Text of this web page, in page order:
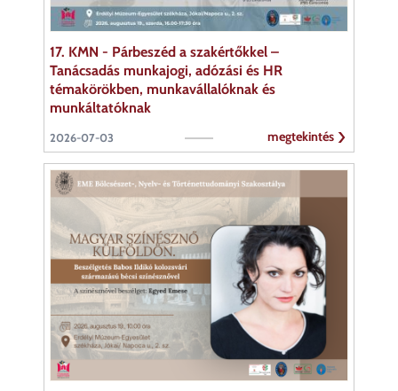
17. KMN - Párbeszéd a szakértőkkel –
Tanácsadás munkajogi, adózási és HR
témakörökben, munkavállalóknak és
munkáltatóknak
2026-07-03 megtekintés